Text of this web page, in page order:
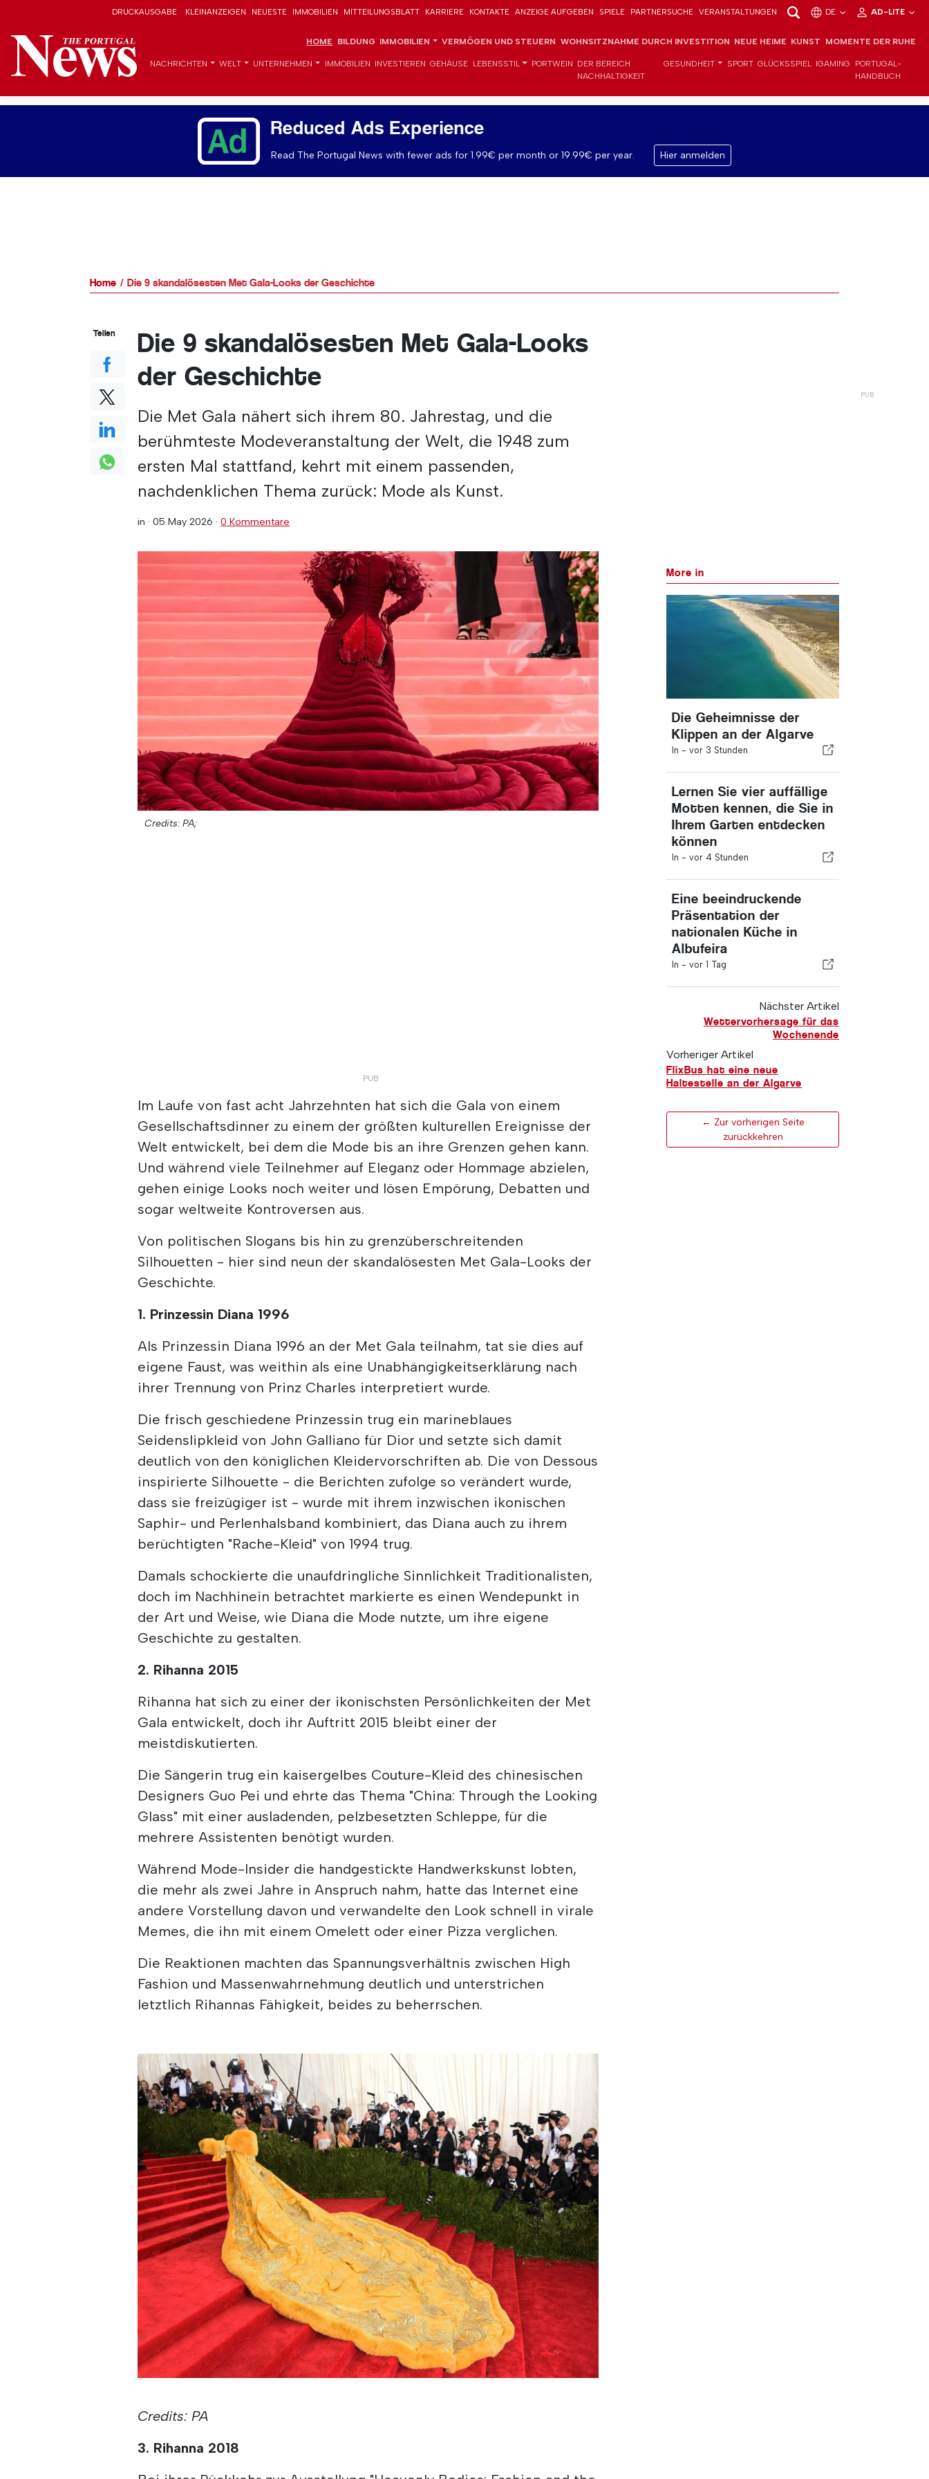
DRUCKAUSGABE KLEINANZEIGEN NEUESTE IMMOBILIEN MITTEILUNGSBLATT KARRIERE KONTAKTE ANZEIGE AUFGEBEN SPIELE PARTNERSUCHE VERANSTALTUNGEN DE AD-LITE
HOME BILDUNG IMMOBILIEN VERMÖGEN UND STEUERN WOHNSITZNAHME DURCH INVESTITION NEUE HEIME KUNST MOMENTE DER RUHE
NACHRICHTEN WELT UNTERNEHMEN IMMOBILIEN INVESTIEREN GEHÄUSE LEBENSSTIL PORTWEIN DER BEREICH
NACHHALTIGKEIT
GESUNDHEIT SPORT GLÜCKSSPIEL IGAMING
PORTUGAL-
HANDBUCH
Reduced Ads Experience
Read The Portugal News with fewer ads for 1.99€ per month or 19.99€ per year. Hier anmelden
Home Die 9 skandalösesten Met Gala-Looks der Geschichte
Die 9 skandalösesten Met Gala-Looks
der Geschichte
Die Met Gala nähert sich ihrem 80. Jahrestag, und die
berühmteste Modeveranstaltung der Welt, die 1948 zum
ersten Mal stattfand, kehrt mit einem passenden,
nachdenklichen Thema zurück: Mode als Kunst.
in ·05 May 2026 ·0 Kommentare
Credits: PA;
Im Laufe von fast acht Jahrzehnten hat sich die Gala von einem
Gesellschaftsdinner zu einem der größten kulturellen Ereignisse der
Welt entwickelt, bei dem die Mode bis an ihre Grenzen gehen kann.
Und während viele Teilnehmer auf Eleganz oder Hommage abzielen,
gehen einige Looks noch weiter und lösen Empörung, Debatten und
sogar weltweite Kontroversen aus.
Von politischen Slogans bis hin zu grenzüberschreitenden
Silhouetten - hier sind neun der skandalösesten Met Gala-Looks der
Geschichte.
1. Prinzessin Diana 1996
Als Prinzessin Diana 1996 an der Met Gala teilnahm, tat sie dies auf
eigene Faust, was weithin als eine Unabhängigkeitserklärung nach
ihrer Trennung von Prinz Charles interpretiert wurde.
Die frisch geschiedene Prinzessin trug ein marineblaues
Seidenslipkleid von John Galliano für Dior und setzte sich damit
deutlich von den königlichen Kleidervorschriften ab. Die von Dessous
inspirierte Silhouette - die Berichten zufolge so verändert wurde,
dass sie freizügiger ist - wurde mit ihrem inzwischen ikonischen
Saphir- und Perlenhalsband kombiniert, das Diana auch zu ihrem
berüchtigten "Rache-Kleid" von 1994 trug.
Damals schockierte die unaufdringliche Sinnlichkeit Traditionalisten,
doch im Nachhinein betrachtet markierte es einen Wendepunkt in
der Art und Weise, wie Diana die Mode nutzte, um ihre eigene
Geschichte zu gestalten.
2. Rihanna 2015
Rihanna hat sich zu einer der ikonischsten Persönlichkeiten der Met
Gala entwickelt, doch ihr Auftritt 2015 bleibt einer der
meistdiskutierten.
Die Sängerin trug ein kaisergelbes Couture-Kleid des chinesischen
Designers Guo Pei und ehrte das Thema "China: Through the Looking
Glass" mit einer ausladenden, pelzbesetzten Schleppe, für die
mehrere Assistenten benötigt wurden.
Während Mode-Insider die handgestickte Handwerkskunst lobten,
die mehr als zwei Jahre in Anspruch nahm, hatte das Internet eine
andere Vorstellung davon und verwandelte den Look schnell in virale
Memes, die ihn mit einem Omelett oder einer Pizza verglichen.
Die Reaktionen machten das Spannungsverhältnis zwischen High
Fashion und Massenwahrnehmung deutlich und unterstrichen
letztlich Rihannas Fähigkeit, beides zu beherrschen.
Credits: PA
3. Rihanna 2018
Teilen
More in
Die Geheimnisse der
Klippen an der Algarve
In - vor 3 Stunden
Lernen Sie vier auffällige
Motten kennen, die Sie in
Ihrem Garten entdecken
können
In - vor 4 Stunden
Eine beeindruckende
Präsentation der
nationalen Küche in
Albufeira
In - vor 1 Tag
Nächster Artikel
Wettervorhersage für das
Wochenende
Vorheriger Artikel
FlixBus hat eine neue
Haltestelle an der Algarve
← Zur vorherigen Seite
zurückkehren